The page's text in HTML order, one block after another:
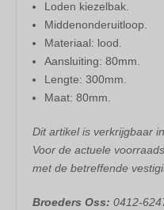
Loden kiezelbak.
Middenonderuitloop.
Materiaal: lood.
Aansluiting: 80mm.
Lengte: 300mm.
Maat: 80mm.
Dit artikel is verkrijgbaar
Voor de actuele
met de betreffende
Broeders Oss: 0412-